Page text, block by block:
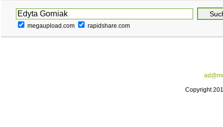
megaupload.com rapidshare.com
Copyright